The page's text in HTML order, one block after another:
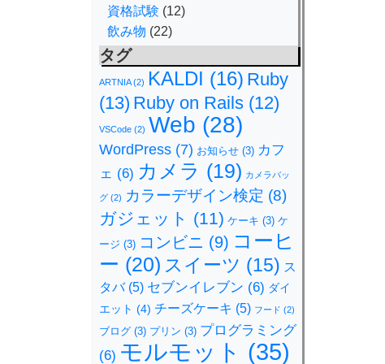
資格試験 (12)
飲み物 (22)
タグ
ARTNIA(2) KALDI (16) Ruby
(13) Ruby on Rails (12)
VSCode (2) Web (28)
WordPress (7) お知らせ (3) カフ
ェ (6) カメラ (19) カメラバッ
グ (2) カラーデザイン検定 (8)
ガジェット (11) ケーキ (3) ケ
ージ (3) コンビニ (9) コーヒ
ー (20) スイーツ (15) ス
タバ(5) セブンイレブン (6) ダイ
エット (4) チーズケーキ (5) フード (2)
ブログ (3) プリン (3) プログラミング
(6) モルモット (35)